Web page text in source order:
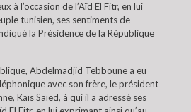
à l’occasion de l’Aïd El Fitr, en lui
tunisien, ses sentiments de
la Présidence de la République
Abdelmadjid Tebboune a eu
avec son frère, le président
Kaïs Saïed, à qui il a adressé ses